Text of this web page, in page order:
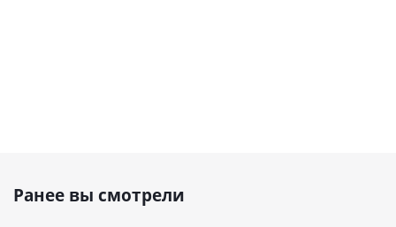
Ранее вы смотрели